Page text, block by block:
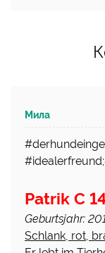
Мила
Patrik C
Geburtsjahr:
Schlank, rot,